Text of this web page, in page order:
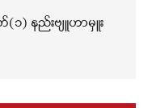
၁) နည်းဗျူဟာမှူး